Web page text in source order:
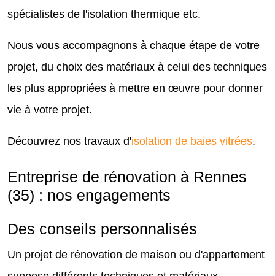
spécialistes de l'isolation thermique etc.
Nous vous accompagnons à chaque étape de votre
projet, du choix des matériaux à celui des techniques
les plus appropriées à mettre en œuvre pour donner
vie à votre projet.
Découvrez nos travaux d'isolation de baies vitrées.
Entreprise de rénovation à Rennes
(35) : nos engagements
Des conseils personnalisés
Un projet de rénovation de maison ou d'appartement